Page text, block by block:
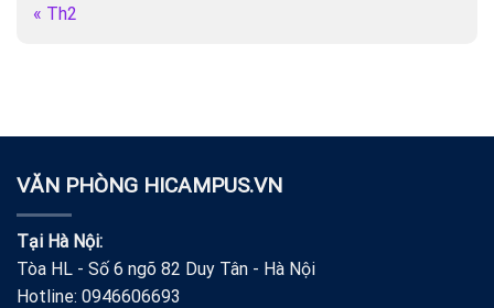
« Th2
VĂN PHÒNG HICAMPUS.VN
Tại Hà Nội:
Tòa HL - Số 6 ngõ 82 Duy Tân - Hà Nội
Hotline: 0946606693